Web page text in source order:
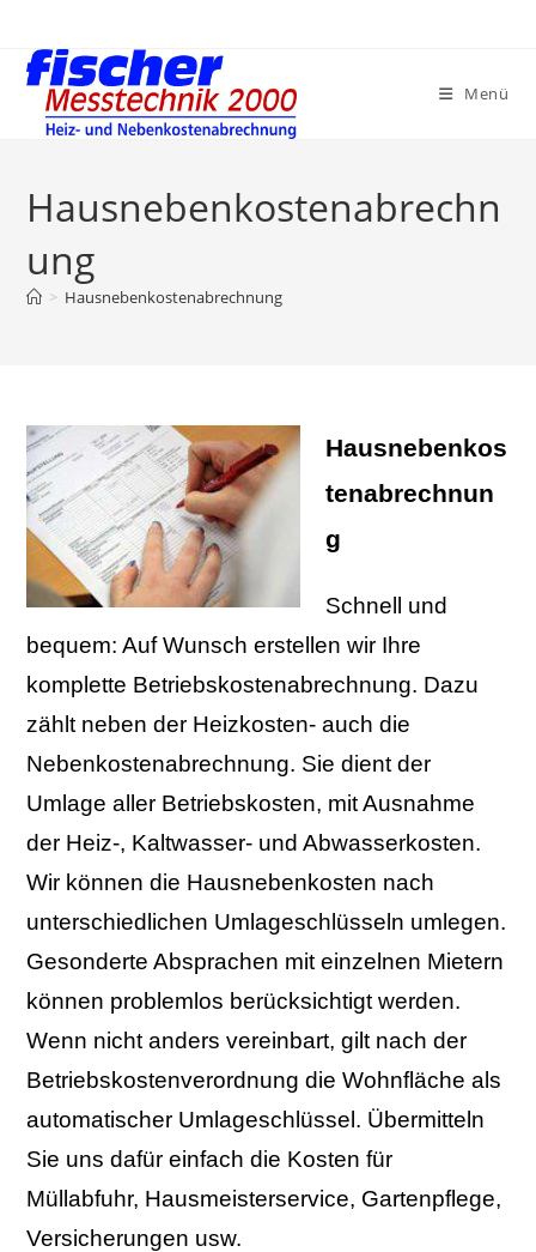
Inhalt
springen
Menü
Hausnebenkostenabrechn
ung
> Hausnebenkostenabrechnung
Hausnebenkos
tenabrechnun
g
Schnell und
bequem: Auf Wunsch erstellen wir Ihre
komplette Betriebskostenabrechnung. Dazu
zählt neben der Heizkosten- auch die
Nebenkostenabrechnung. Sie dient der
Umlage aller Betriebskosten, mit Ausnahme
der Heiz-, Kaltwasser- und Abwasserkosten.
Wir können die Hausnebenkosten nach
unterschiedlichen Umlageschlüsseln umlegen.
Gesonderte Absprachen mit einzelnen Mietern
können problemlos berücksichtigt werden.
Wenn nicht anders vereinbart, gilt nach der
Betriebskostenverordnung die Wohnfläche als
automatischer Umlageschlüssel. Übermitteln
Sie uns dafür einfach die Kosten für
Müllabfuhr, Hausmeisterservice, Gartenpflege,
Versicherungen usw.